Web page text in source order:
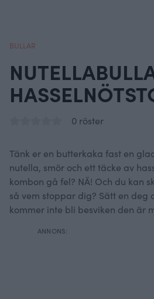
BULLAR
0 röster
Tänk er en butterkaka fast en
nutella, smör och ett täcke av
kombon gå fel? NÄ! Och du kan
så vem stoppar dig? Sätt en deg
kommer inte bli besviken den är